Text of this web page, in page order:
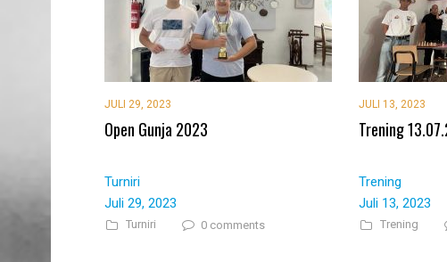
JULI 29, 2023
Open Gunja 2023
Turniri
Juli 29, 2023
Turniri 0 comments
JULI 13, 2023
Trening
Trening
Juli 13, 2023
Trening